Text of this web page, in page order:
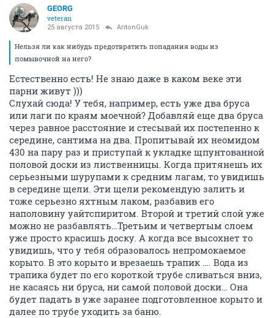
GEORG
veteran
25 августа 2015 AntonGuk
Нельзя ли как нибудь предотвратить попадания воды из
помывочной на него?
Естественно есть! Не знаю даже в каком веке эти
парни живут )))
Слухай сюда! У тебя, например, есть уже два бруса
или лаги по краям моечной? Добавляй еще два бруса
через равное расстояние и стесывай их постепенно к
середине, сантима на два. Пропитывай их неомидом
430 на пару раз и приступай к укладке щпунтованной
половой доски из лиственницы. Когда притянешь их
серьезными шурупами к средним лагам, то увидишь
в середине щели. Эти щели рекомендую залить и
тоже серьезно яхтным лаком, разбавив его
наполовину уайтспиритом. Второй и третий слой уже
можно не разбавлять…Третьим и четвертым слоем
уже просто красишь доску. А когда все высохнет то
увидишь, что у тебя образовалось непромокаемое
корыто. В это корыто и врезаешь трапик …. Вода из
трапика будет по его короткой трубе сливаться вниз,
не касаясь ни бруса, ни самой половой доски… Она
будет падать в уже заранее подготовленное корыто и
далее по трубе уходить за баню.